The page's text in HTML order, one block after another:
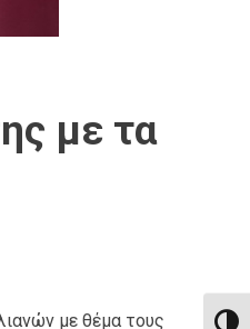
με τα
με θέμα τους